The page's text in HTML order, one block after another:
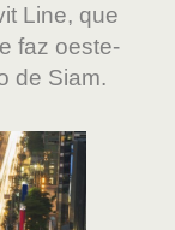
Line, que
faz oeste-
de Siam.